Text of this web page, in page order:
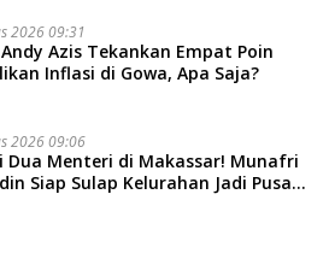
2026 09:31
Azis Tekankan Empat Poin
Inflasi di Gowa, Apa Saja?
2026 09:06
Dua Menteri di Makassar! Munafri
Siap Sulap Kelurahan Jadi Pusat